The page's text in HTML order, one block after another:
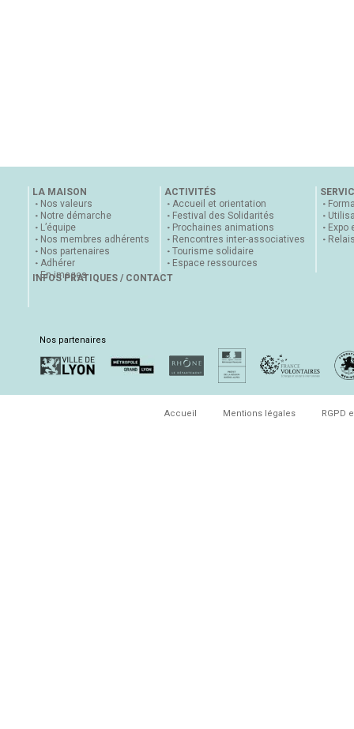
LA MAISON
Nos valeurs
Notre démarche
L’équipe
Nos membres adhérents
Nos partenaires
Adhérer
En images
ACTIVITÉS
Accueil et orientation
Festival des Solidarités
Prochaines animations
Rencontres inter-associatives
Tourisme solidaire
Espace ressources
Expo
INFOS PRATIQUES / CONTACT
Nos partenaires
Accueil Mentions légales RGPD